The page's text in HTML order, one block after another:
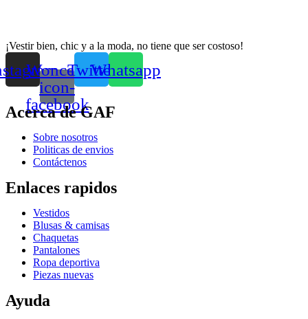
¡Vestir bien, chic y a la moda, no tiene que ser costoso!
Woncep-
icon-
facebook
TwitterWhatsapp
Acerca de GAF
Sobre nosotros
Politicas de envios
Contáctenos
Enlaces rapidos
Vestidos
Blusas & camisas
Chaquetas
Pantalones
Ropa deportiva
Piezas nuevas
Ayuda